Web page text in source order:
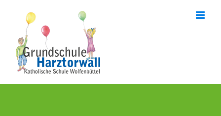
content